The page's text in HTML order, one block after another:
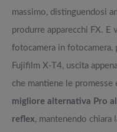
massimo, distinguendosi
produrre apparecchi FX. E
fotocamera in fotocamera,
Fujifilm X-T4, uscita
che mantiene le promesse
migliore alternativa Pro
reflex, mantenendo chiara